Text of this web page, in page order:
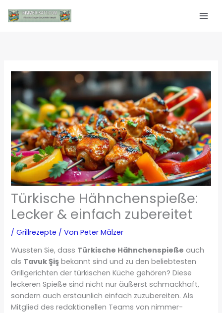
Inhalt
Türkische Hähnchenspieße:
Lecker & einfach zubereitet
/Grillrezepte / VonPeter Mälzer
Wussten Sie, dass Türkische Hähnchenspieße auch
als Tavuk Şiş bekannt sind und zu den beliebtesten
Grillgerichten der türkischen Küche gehören? Diese
leckeren Spieße sind nicht nur äußerst schmackhaft,
sondern auch erstaunlich einfach zuzubereiten. Als
Mitglied des redaktionellen Teams von nimmer-